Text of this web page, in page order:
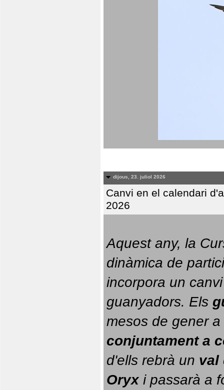
dijous, 23. juliol 2026
Canvi en el calendari
2026
Aquest any, la
dinàmica de
incorpora un
guanyadors. Els
conjuntament a
d'ells rebrà un val
Oryx i passarà a